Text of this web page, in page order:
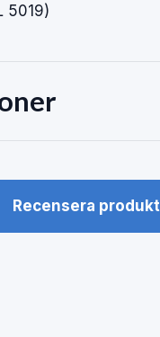
5019)
Recensera produkt